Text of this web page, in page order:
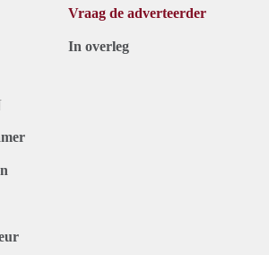
Vraag de adverteerder
In overleg